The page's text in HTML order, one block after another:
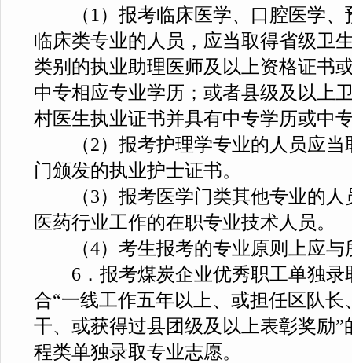
（1）报考临床医学、口腔医学、
临床类专业的人员，应当取得省级卫
类别的执业助理医师及以上资格证书
中专相应专业学历；或者县级及以上
村医生执业证书并具有中专学历或中
（2）报考护理学专业的人员应当
门颁发的执业护士证书。
（3）报考医学门类其他专业的人
医药行业工作的在职专业技术人员。
（4）考生报考的专业原则上应与
6．报考煤炭企业优秀职工单独录
合“一线工作五年以上、或担任区队长
干、或获得过县团级及以上表彰奖励
程类单独录取专业志愿。